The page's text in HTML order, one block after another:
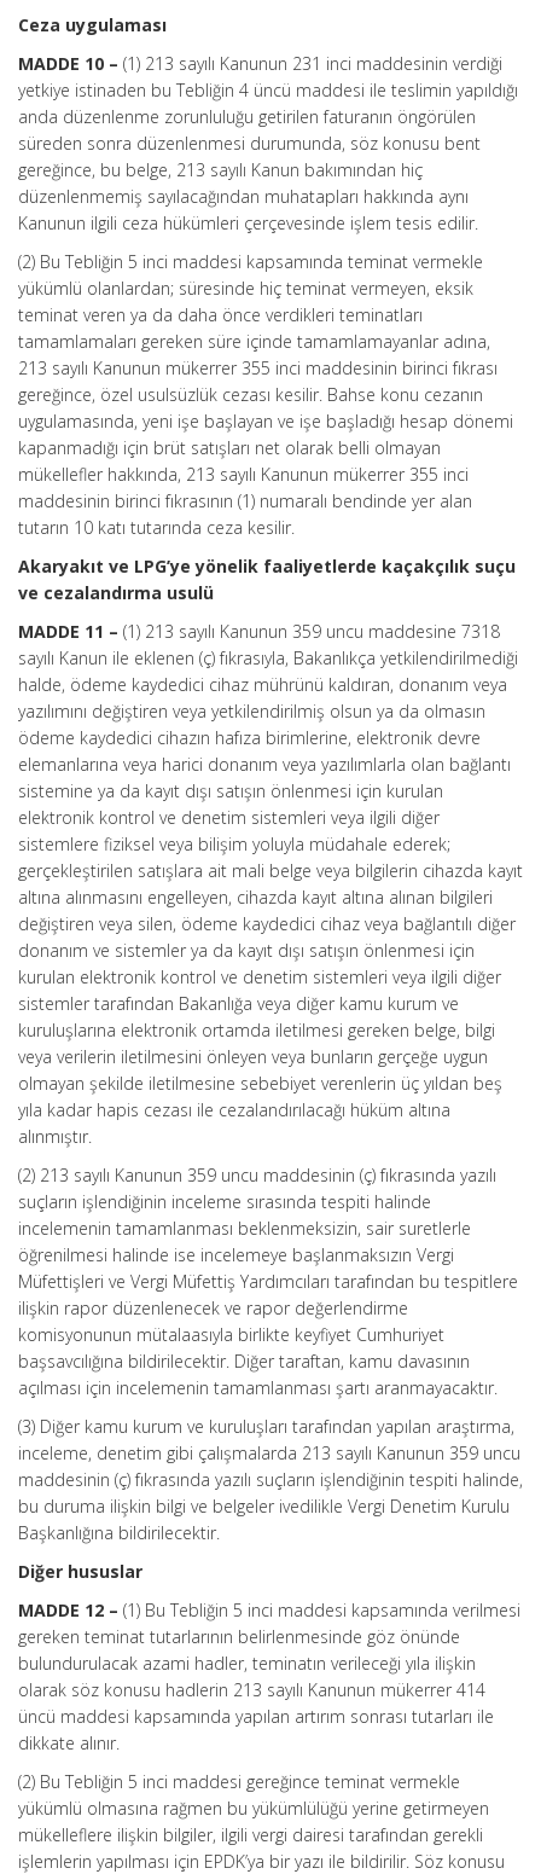
Ceza uygulaması
MADDE 10 – (1) 213 sayılı Kanunun 231 inci maddesinin verdiği
yetkiye istinaden bu Tebliğin 4 üncü maddesi ile teslimin yapıldığı
anda düzenlenme zorunluluğu getirilen faturanın öngörülen
süreden sonra düzenlenmesi durumunda, söz konusu bent
gereğince, bu belge, 213 sayılı Kanun bakımından hiç
düzenlenmemiş sayılacağından muhatapları hakkında aynı
Kanunun ilgili ceza hükümleri çerçevesinde işlem tesis edilir.
(2) Bu Tebliğin 5 inci maddesi kapsamında teminat vermekle
yükümlü olanlardan; süresinde hiç teminat vermeyen, eksik
teminat veren ya da daha önce verdikleri teminatları
tamamlamaları gereken süre içinde tamamlamayanlar adına,
213 sayılı Kanunun mükerrer 355 inci maddesinin birinci fıkrası
gereğince, özel usulsüzlük cezası kesilir. Bahse konu cezanın
uygulamasında, yeni işe başlayan ve işe başladığı hesap dönemi
kapanmadığı için brüt satışları net olarak belli olmayan
mükellefler hakkında, 213 sayılı Kanunun mükerrer 355 inci
maddesinin birinci fıkrasının (1) numaralı bendinde yer alan
tutarın 10 katı tutarında ceza kesilir.
Akaryakıt ve LPG’ye yönelik faaliyetlerde kaçakçılık suçu
ve cezalandırma usulü
MADDE 11 – (1) 213 sayılı Kanunun 359 uncu maddesine 7318
sayılı Kanun ile eklenen (ç) fıkrasıyla, Bakanlıkça yetkilendirilmediği
halde, ödeme kaydedici cihaz mührünü kaldıran, donanım veya
yazılımını değiştiren veya yetkilendirilmiş olsun ya da olmasın
ödeme kaydedici cihazın hafıza birimlerine, elektronik devre
elemanlarına veya harici donanım veya yazılımlarla olan bağlantı
sistemine ya da kayıt dışı satışın önlenmesi için kurulan
elektronik kontrol ve denetim sistemleri veya ilgili diğer
sistemlere fiziksel veya bilişim yoluyla müdahale ederek;
gerçekleştirilen satışlara ait mali belge veya bilgilerin cihazda kayıt
altına alınmasını engelleyen, cihazda kayıt altına alınan bilgileri
değiştiren veya silen, ödeme kaydedici cihaz veya bağlantılı diğer
donanım ve sistemler ya da kayıt dışı satışın önlenmesi için
kurulan elektronik kontrol ve denetim sistemleri veya ilgili diğer
sistemler tarafından Bakanlığa veya diğer kamu kurum ve
kuruluşlarına elektronik ortamda iletilmesi gereken belge, bilgi
veya verilerin iletilmesini önleyen veya bunların gerçeğe uygun
olmayan şekilde iletilmesine sebebiyet verenlerin üç yıldan beş
yıla kadar hapis cezası ile cezalandırılacağı hüküm altına
alınmıştır.
(2) 213 sayılı Kanunun 359 uncu maddesinin (ç) fıkrasında yazılı
suçların işlendiğinin inceleme sırasında tespiti halinde
incelemenin tamamlanması beklenmeksizin, sair suretlerle
öğrenilmesi halinde ise incelemeye başlanmaksızın Vergi
Müfettişleri ve Vergi Müfettiş Yardımcıları tarafından bu tespitlere
ilişkin rapor düzenlenecek ve rapor değerlendirme
komisyonunun mütalaasıyla birlikte keyfiyet Cumhuriyet
başsavcılığına bildirilecektir. Diğer taraftan, kamu davasının
açılması için incelemenin tamamlanması şartı aranmayacaktır.
(3) Diğer kamu kurum ve kuruluşları tarafından yapılan araştırma,
inceleme, denetim gibi çalışmalarda 213 sayılı Kanunun 359 uncu
maddesinin (ç) fıkrasında yazılı suçların işlendiğinin tespiti halinde,
bu duruma ilişkin bilgi ve belgeler ivedilikle Vergi Denetim Kurulu
Başkanlığına bildirilecektir.
Diğer hususlar
MADDE 12 – (1) Bu Tebliğin 5 inci maddesi kapsamında verilmesi
gereken teminat tutarlarının belirlenmesinde göz önünde
bulundurulacak azami hadler, teminatın verileceği yıla ilişkin
olarak söz konusu hadlerin 213 sayılı Kanunun mükerrer 414
üncü maddesi kapsamında yapılan artırım sonrası tutarları ile
dikkate alınır.
(2) Bu Tebliğin 5 inci maddesi gereğince teminat vermekle
yükümlü olmasına rağmen bu yükümlülüğü yerine getirmeyen
mükelleflere ilişkin bilgiler, ilgili vergi dairesi tarafından gerekli
işlemlerin yapılması için EPDK’ya bir yazı ile bildirilir. Söz konusu